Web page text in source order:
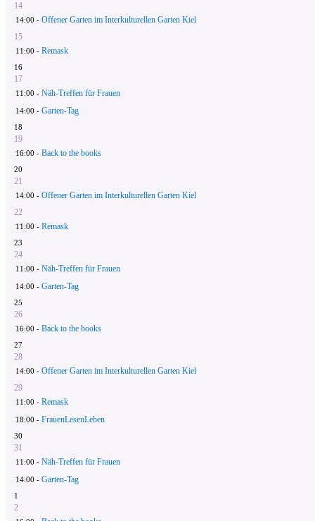
14
14:00 - Offener Garten im Interkulturellen Garten Kiel
15
11:00 - Remask
16
17
11:00 - Näh-Treffen für Frauen
14:00 - Garten-Tag
18
19
16:00 - Back to the books
20
21
14:00 - Offener Garten im Interkulturellen Garten Kiel
22
11:00 - Remask
23
24
11:00 - Näh-Treffen für Frauen
14:00 - Garten-Tag
25
26
16:00 - Back to the books
27
28
14:00 - Offener Garten im Interkulturellen Garten Kiel
29
11:00 - Remask
18:00 - FrauenLesenLeben
30
31
11:00 - Näh-Treffen für Frauen
14:00 - Garten-Tag
1
2